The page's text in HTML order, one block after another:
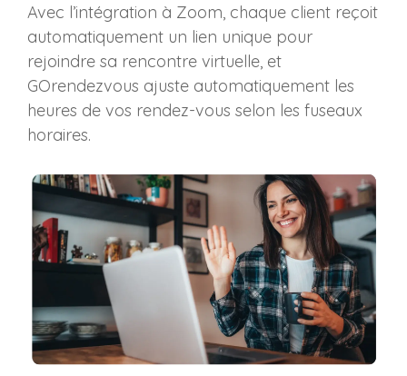
Avec l’intégration à Zoom, chaque client reçoit
automatiquement un lien unique pour
rejoindre sa rencontre virtuelle, et
GOrendezvous ajuste automatiquement les
heures de vos rendez-vous selon les fuseaux
horaires.